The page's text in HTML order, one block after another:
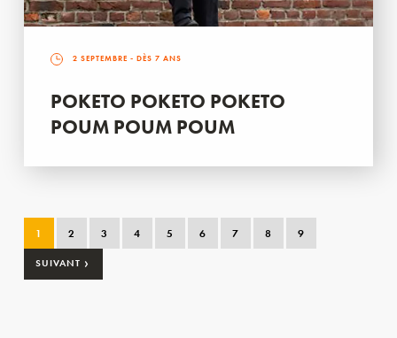
2 SEPTEMBRE - DÈS 7 ANS
POKETO POKETO POKETO
POUM POUM POUM
1 2 3 4 5 6 7 8 9
SUIVANT ›